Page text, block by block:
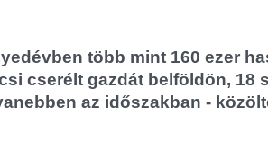
több mint 160 ezer
cserélt gazdát belföldön, 18
az időszakban -